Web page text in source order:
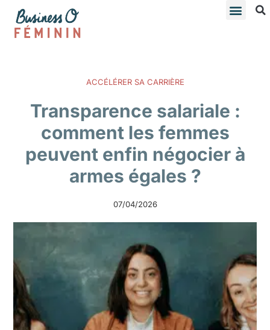
ACCÉLÉRER SA CARRIÈRE
Transparence salariale :
comment les femmes
peuvent enfin négocier à
armes égales ?
07/04/2026